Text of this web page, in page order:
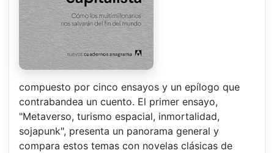
compuesto por cinco ensayos y un epílogo que
contrabandea un cuento. El primer ensayo,
"Metaverso, turismo espacial, inmortalidad,
sojapunk", presenta un panorama general y
compara estos temas con novelas clásicas de